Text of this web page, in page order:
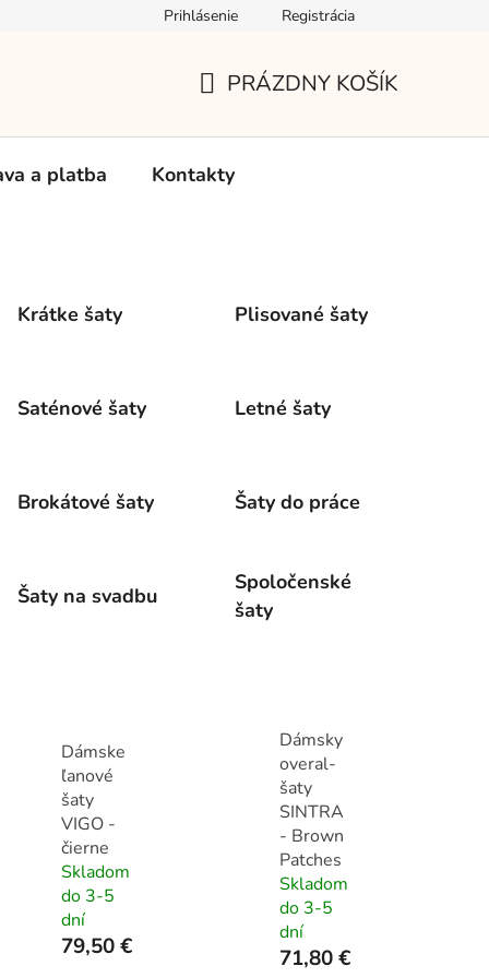
Používanie súborov Cookies Reklamačný poriadok
Prihlásenie Registrácia
KOŠÍK
PRÁZDNY KOŠÍK
a platba Kontakty
Krátke šaty Plisované šaty
Saténové šaty Letné šaty
Brokátové šaty Šaty do práce
Šaty na svadbu
Spoločenské
šaty
Dámske
ľanové
šaty
VIGO -
čierne
Skladom
do 3-5
dní
79,50 €
Dámsky
overal-
šaty
SINTRA
- Brown
Patches
Skladom
do 3-5
dní
71,80 €